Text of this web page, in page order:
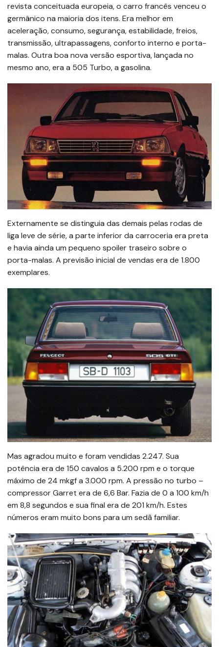
revista conceituada europeia, o carro francês venceu o
germânico na maioria dos itens. Era melhor em
aceleração, consumo, segurança, estabilidade, freios,
transmissão, ultrapassagens, conforto interno e porta-
malas. Outra boa nova versão esportiva, lançada no
mesmo ano, era a 505 Turbo, a gasolina.
Externamente se distinguia das demais pelas rodas de
liga leve de série, a parte inferior da carroceria era preta
e havia ainda um pequeno spoiler traseiro sobre o
porta-malas. A previsão inicial de vendas era de 1.800
exemplares.
Mas agradou muito e foram vendidas 2.247. Sua
potência era de 150 cavalos a 5.200 rpm e o torque
máximo de 24 mkgf a 3.000 rpm. A pressão no turbo –
compressor Garret era de 6,6 Bar. Fazia de 0 a 100 km/h
em 8,8 segundos e sua final era de 201 km/h. Estes
números eram muito bons para um sedã familiar.